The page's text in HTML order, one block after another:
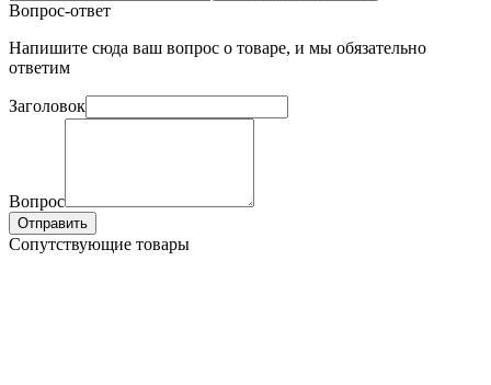
Вопрос-ответ
Напишите сюда ваш вопрос о товаре, и мы обязательно
ответим
Заголовок
Вопрос
Отправить
Сопутствующие товары